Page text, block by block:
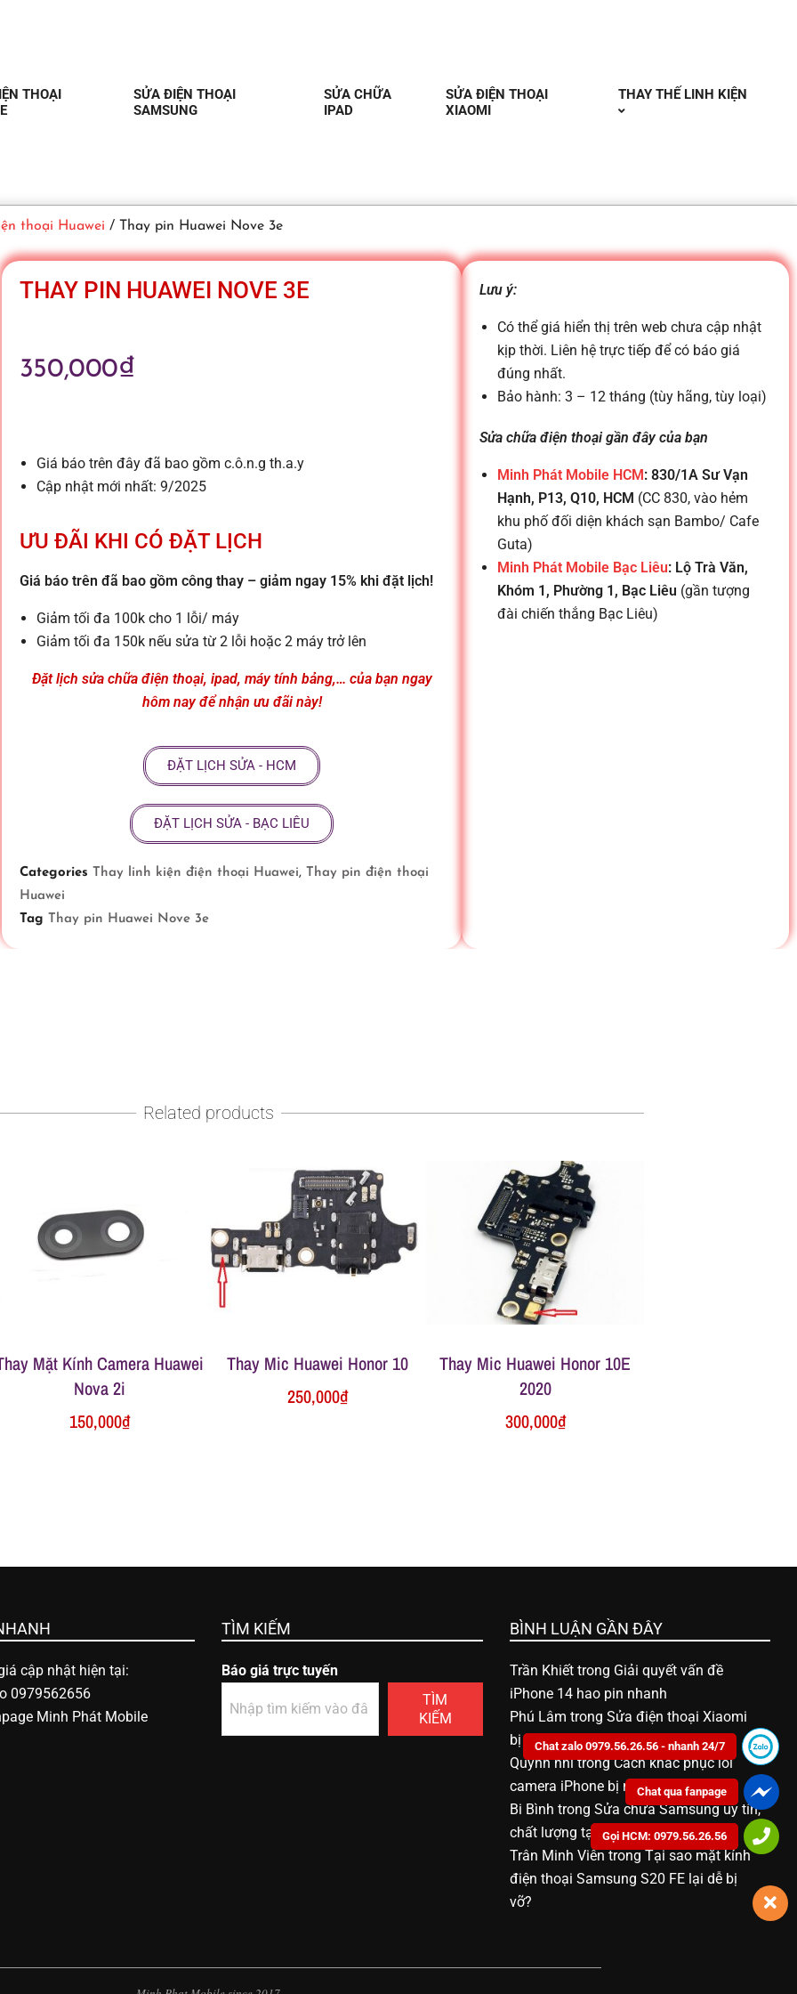
THOẠI
SỬA ĐIỆN THOẠI
SAMSUNG
SỬA CHỮA
IPAD
SỬA ĐIỆN THOẠI
XIAOMI
THAY THẾ LINH KIỆN
thoại Huawei / Thay pin Huawei Nove 3e
THAY PIN HUAWEI NOVE 3E
350,000₫
Giá báo trên đây đã bao gồm c.ô.n.g th.a.y
Cập nhật mới nhất: 9/2025
ƯU ĐÃI KHI CÓ ĐẶT LỊCH
Giá báo trên đã bao gồm công thay – giảm ngay 15% khi đặt lịch!
Giảm tối đa 100k cho 1 lỗi/ máy
Giảm tối đa 150k nếu sửa từ 2 lỗi hoặc 2 máy trở lên
Đặt lịch sửa chữa điện thoại, ipad, máy tính bảng,… của bạn ngay
hôm nay để nhận ưu đãi này!
ĐẶT LỊCH SỬA - HCM
ĐẶT LỊCH SỬA - BẠC LIÊU
Categories Thay linh kiện điện thoại Huawei, Thay pin điện thoại
Huawei
Tag Thay pin Huawei Nove 3e
Lưu ý:
Có thể giá hiển thị trên web chưa cập nhật
kịp thời. Liên hệ trực tiếp để có báo giá
đúng nhất.
Bảo hành: 3 – 12 tháng (tùy hãng, tùy loại)
Sửa chữa điện thoại gần đây của bạn
Minh Phát Mobile HCM: 830/1A Sư Vạn
Hạnh, P13, Q10, HCM (CC 830, vào hẻm
khu phố đối diện khách sạn Bambo/ Cafe
Guta)
Minh Phát Mobile Bạc Liêu: Lộ Trà Văn,
Khóm 1, Phường 1, Bạc Liêu (gần tượng
đài chiến thắng Bạc Liêu)
Related products
Mặt Kính Camera Huawei
Nova 2i
150,000₫
Thay Mic Huawei Honor 10
250,000₫
Thay Mic Huawei Honor 10E
2020
300,000₫
cập nhật hiện tại:
0979562656
Minh Phát Mobile
TÌM KIẾM
Báo giá trực tuyến
TÌM
KIẾM
BÌNH LUẬN GẦN ĐÂY
Trần Khiếttrong Giải quyết vấn đề
iPhone 14 hao pin nhanh
Phú Lâm trong Sửa điện thoại Xiaomi
bị vô nước bao nhiêu tiền
Quỳnh nhitrongCách khắc phục lỗi
camera iPhone bị mờ
Bi Bình trong Sửa chữa Samsung uy tín,
chất lượng tại Bạc Liêu
Trân Minh ViêntrongTại sao mặt kính
điện thoại Samsung S20 FE lại dễ bị
vỡ?
Chat zalo 0979.56.26.56 - nhanh 24/7
Chat qua fanpage
Gọi HCM: 0979.56.26.56